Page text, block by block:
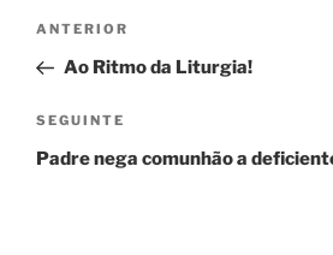
Navegação
artigos
Conteúdo
anterior
ANTERIOR
Ao Ritmo da Liturgia!
Conteúdo
seguinte
SEGUINTE
Padre nega comunhão a